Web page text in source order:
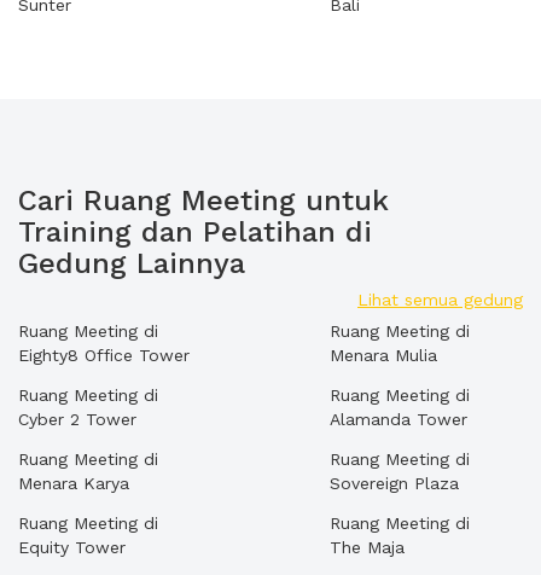
Sunter
Bali
Cari Ruang Meeting untuk
Training dan Pelatihan di
Gedung Lainnya
Lihat semua gedung
Ruang Meeting di
Eighty8 Office Tower
Ruang Meeting di
Cyber 2 Tower
Ruang Meeting di
Menara Karya
Ruang Meeting di
Equity Tower
Ruang Meeting di
Menara Mulia
Ruang Meeting di
Alamanda Tower
Ruang Meeting di
Sovereign Plaza
Ruang Meeting di
The Maja